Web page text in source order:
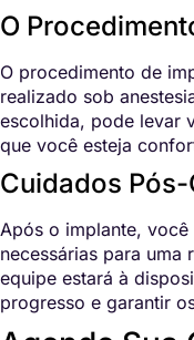
O
O procedimento de
realizado sob
escolhida, pode levar
que você esteja
Cuidados
Após o implante,
necessárias para uma
equipe estará à
progresso e garantir